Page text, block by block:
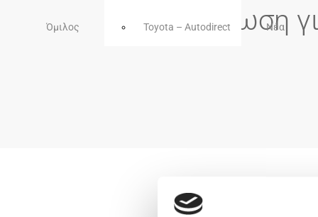
Όμιλος Toyota – Autodirect Νέα
Ανακοίνωση